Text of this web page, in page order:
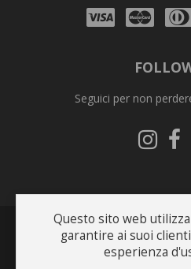
Visa
Seguici per non
Seguici
su
Copyright © 2026 Bonfrate
Questo sito web
garantire ai suoi
esperienza